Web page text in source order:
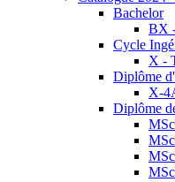
Bachelor
BX
Cycle
X -
Diplôme
X-
Diplôme